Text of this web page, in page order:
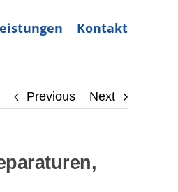
Kontakt
Previous Next